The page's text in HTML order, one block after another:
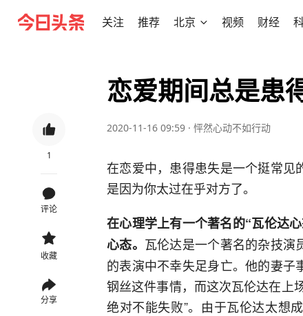
关注 推荐 北京 视频 财经
1
评论
收藏
分享
恋爱期间总是患
2020-11-16 09:59 · 怦然心动不如行动
在恋爱中，患得患失是一个挺常
是因为你太过在乎对方了。
在心理学上有一个著名的“瓦伦达
心态。 瓦伦达是一个著名的杂技演
的表演中不幸失足身亡。他的妻
钢丝这件事情，而这次瓦伦达在上
绝对不能失败”。由于瓦伦达太想